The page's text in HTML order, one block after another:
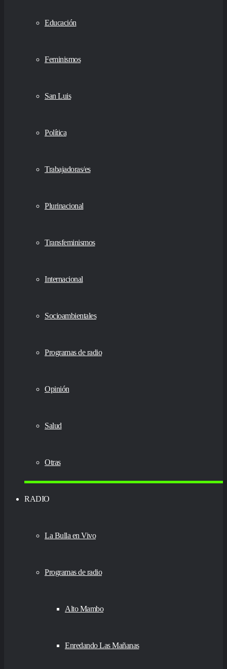
Educación
Feminismos
San Luis
Política
Trabajadoras/es
Plurinacional
Transfeminismos
Internacional
Socioambientales
Programas de radio
Opinión
Salud
Otras
RADIO
La Bulla en Vivo
Programas de radio
Alto Mambo
Enredando Las Mañanas